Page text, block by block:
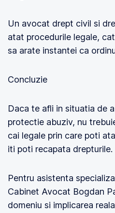
Un avocat drept civil si
atat procedurile legale,
sa arate instantei ca
Concluzie
Daca te afli in situatia de
protectie abuziv, nu
cai legale prin care poti
iti poti recapata drepturile.
Pentru asistenta
Cabinet Avocat Bogdan
domeniu si implicarea